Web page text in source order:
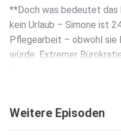
**Doch was bedeutet das
kein Urlaub – Simone ist
Pflegearbeit – obwohl
würde. Extremer
sind keine
Weitere Episoden